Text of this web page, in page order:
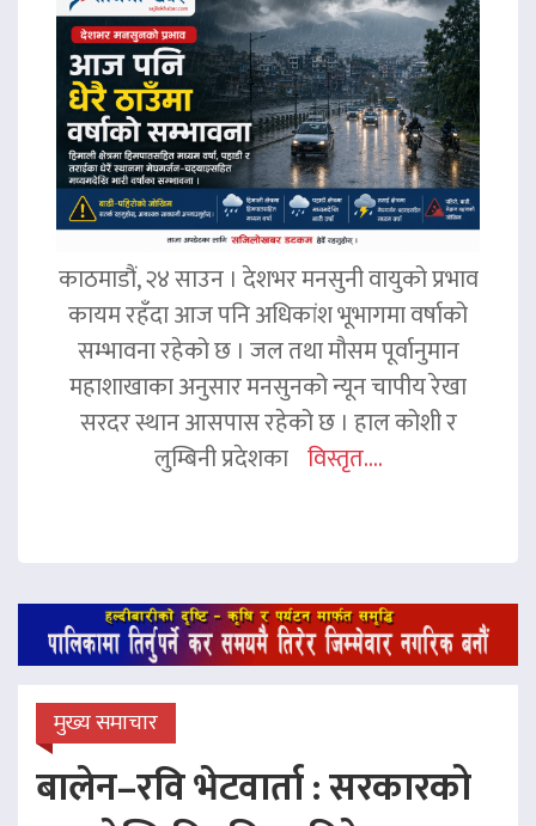
काठमाडौं, २४ साउन । देशभर मनसुनी वायुको प्रभाव
कायम रहँदा आज पनि अधिकांश भूभागमा वर्षाको
सम्भावना रहेको छ । जल तथा मौसम पूर्वानुमान
महाशाखाका अनुसार मनसुनको न्यून चापीय रेखा
सरदर स्थान आसपास रहेको छ । हाल कोशी र
लुम्बिनी प्रदेशका विस्तृत....
मुख्य समाचार
बालेन–रवि भेटवार्ता : सरकारको